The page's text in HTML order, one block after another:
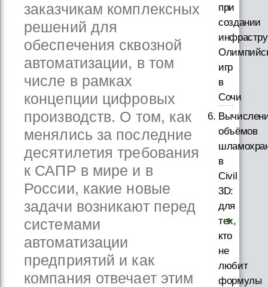
заказчикам комплексных
решений для
обеспечения сквозной
автоматизации, в том
числе в рамках
концепции цифровых
производств. О том, как
менялись за последние
десятилетия требования
к САПР в мире и в
России, какие новые
задачи возникают перед
системами
автоматизации
предприятий и как
компания отвечает этим
при
создании
игр
в
Сочи
объёмов
в
Civil
3D:
для
тех,
кто
не
любит
формулы